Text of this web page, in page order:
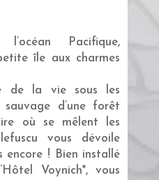
Pacifique,
île aux charmes
de la vie sous les
d’une forêt
où se mêlent les
vous dévoile
! Bien installé
Voynich*, vous